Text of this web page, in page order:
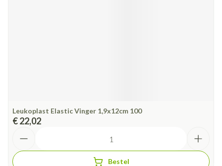
Leukoplast Elastic Vinger 1,9x12cm 100
€ 22,02
Bestel